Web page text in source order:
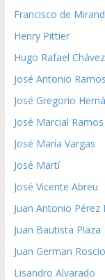
Francisco de
Henry Pittier
Hugo Rafael
José Antonio
José Gregorio
José Marcial
José María Vargas
José Martí
José Vicente Abreu
Juan Antonio Pérez
Juan Bautista Plaza
Juan German Roscio
Lisandro Alvarado